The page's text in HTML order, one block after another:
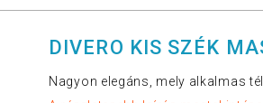
DIVERO KIS SZÉK
Nagyon elegáns, mely alkalmas